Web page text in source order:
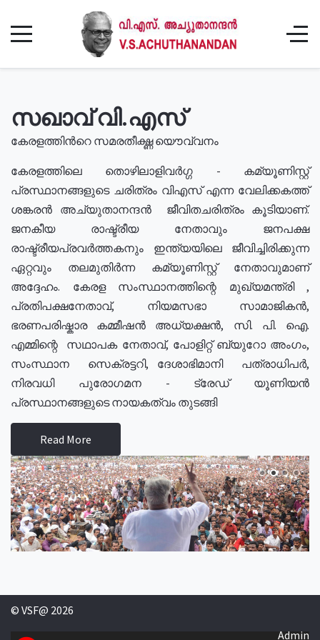
സഖാവ് വി.എസ്
കേരളത്തിൻറെ സമരതീക്ഷ്ണ യൌവ്വനം
കേരളത്തിലെ തൊഴിലാളിവർഗ്ഗ - കമ്യൂണിസ്റ്റ്
പ്രസ്ഥാനങ്ങളുടെ ചരിത്രം വിഎസ് എന്ന വേലിക്കകത്ത്
ശങ്കരൻ അച്യുതാനന്ദൻ ജീവിതചരിത്രം കൂടിയാണ്.
ജനകീയ രാഷ്ട്രീയ നേതാവും ജനപക്ഷ
രാഷ്ട്രീയപ്രവർത്തകനും ഇന്ത്യയിലെ ജീവിച്ചിരിക്കുന്ന
ഏറ്റവും തലമുതിർന്ന കമ്യൂണിസ്റ്റ് നേതാവുമാണ്
അദ്ദേഹം. കേരള സംസ്ഥാനത്തിന്റെ മുഖ്യമന്ത്രി ,
പ്രതിപക്ഷനേതാവ്, നിയമസഭാ സാമാജികൻ,
ഭരണപരിഷ്കാര കമ്മീഷൻ അധ്യക്ഷൻ, സി. പി. ഐ.
എമ്മിന്റെ സഥാപക നേതാവ്, പോളിറ്റ് ബ്യുറോ അംഗം,
സംസ്ഥാന സെക്രട്ടറി, ദേശാഭിമാനി പത്രാധിപർ,
നിരവധി പുരോഗമന - ട്രേഡ് യൂണിയൻ
പ്രസ്ഥാനങ്ങളുടെ നായകത്വം തുടങ്ങി
Read More
© VSF@ 2026
Admin